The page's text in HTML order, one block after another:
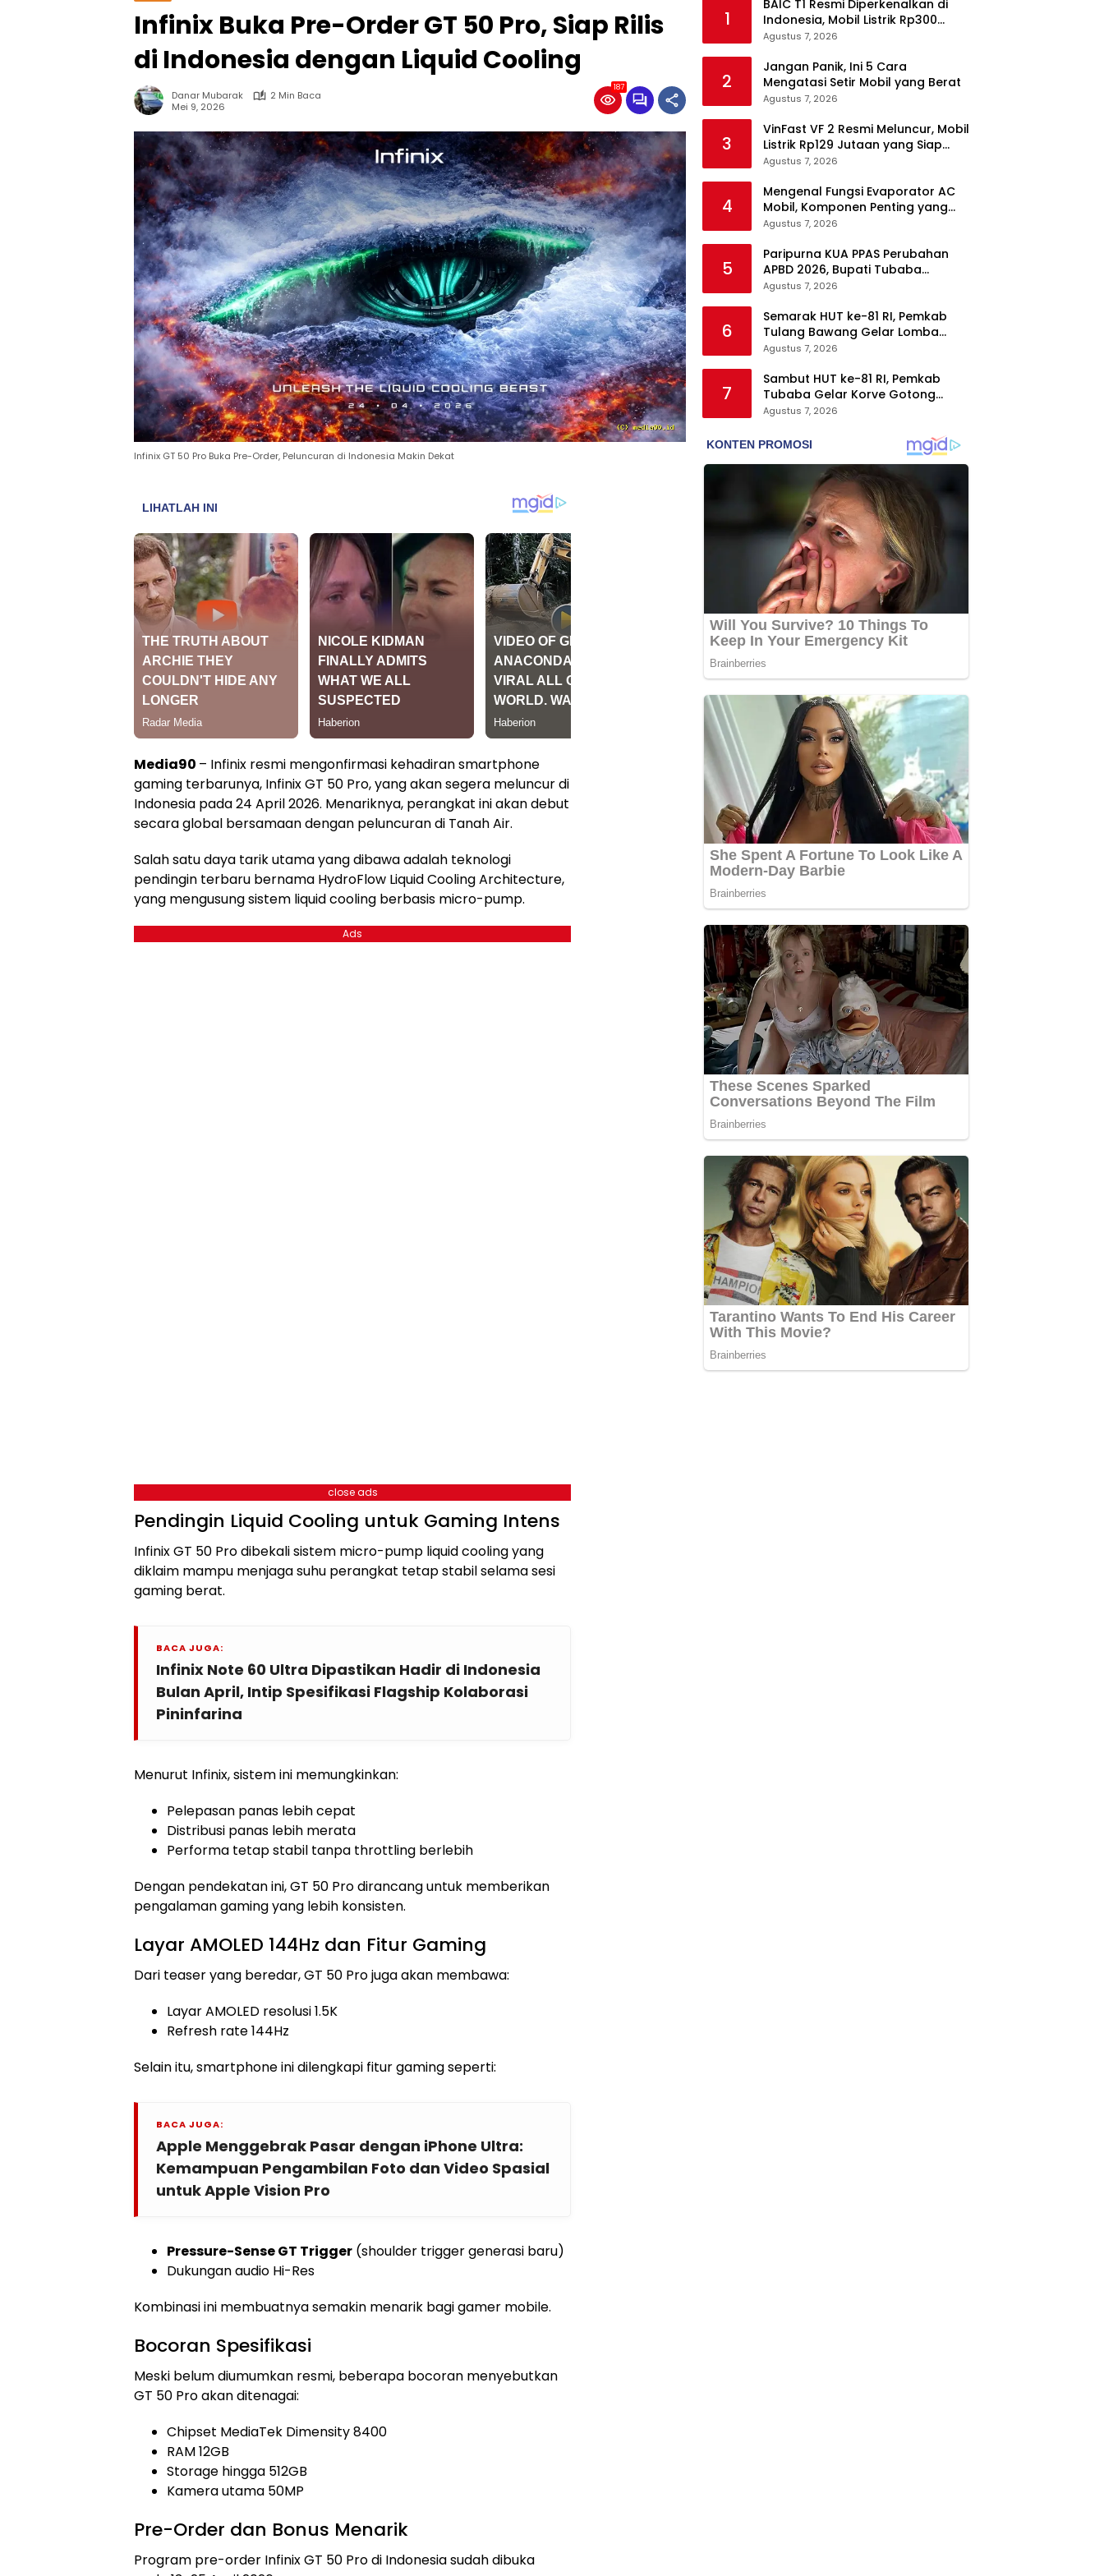
Infinix Buka Pre-Order GT 50 Pro, Siap Rilis
di Indonesia dengan Liquid Cooling
Danar Mubarak
2 Min Baca
Mei 9, 2026
187
Infinix GT 50 Pro Buka Pre-Order, Peluncuran di Indonesia Makin Dekat
Media90 – Infinix resmi mengonfirmasi kehadiran smartphone
gaming terbarunya, Infinix GT 50 Pro, yang akan segera meluncur di
Indonesia pada 24 April 2026. Menariknya, perangkat ini akan debut
secara global bersamaan dengan peluncuran di Tanah Air.
Salah satu daya tarik utama yang dibawa adalah teknologi
pendingin terbaru bernama HydroFlow Liquid Cooling Architecture,
yang mengusung sistem liquid cooling berbasis micro-pump.
Ads
close ads
Pendingin Liquid Cooling untuk Gaming Intens
Infinix GT 50 Pro dibekali sistem micro-pump liquid cooling yang
diklaim mampu menjaga suhu perangkat tetap stabil selama sesi
gaming berat.
BACA JUGA:
Infinix Note 60 Ultra Dipastikan Hadir di Indonesia
Bulan April, Intip Spesifikasi Flagship Kolaborasi
Pininfarina
Menurut Infinix, sistem ini memungkinkan:
Pelepasan panas lebih cepat
Distribusi panas lebih merata
Performa tetap stabil tanpa throttling berlebih
Dengan pendekatan ini, GT 50 Pro dirancang untuk memberikan
pengalaman gaming yang lebih konsisten.
Layar AMOLED 144Hz dan Fitur Gaming
Dari teaser yang beredar, GT 50 Pro juga akan membawa:
Layar AMOLED resolusi 1.5K
Refresh rate 144Hz
Selain itu, smartphone ini dilengkapi fitur gaming seperti:
BACA JUGA:
Apple Menggebrak Pasar dengan iPhone Ultra:
Kemampuan Pengambilan Foto dan Video Spasial
untuk Apple Vision Pro
Pressure-Sense GT Trigger (shoulder trigger generasi baru)
Dukungan audio Hi-Res
Kombinasi ini membuatnya semakin menarik bagi gamer mobile.
Bocoran Spesifikasi
Meski belum diumumkan resmi, beberapa bocoran menyebutkan
GT 50 Pro akan ditenagai:
Chipset MediaTek Dimensity 8400
RAM 12GB
Storage hingga 512GB
Kamera utama 50MP
Pre-Order dan Bonus Menarik
Program pre-order Infinix GT 50 Pro di Indonesia sudah dibuka
1
BAIC T1 Resmi Diperkenalkan di
Indonesia, Mobil Listrik Rp300
Jutaan Siap Ramaikan Pasar EV
Agustus 7, 2026
2
Jangan Panik, Ini 5 Cara
Mengatasi Setir Mobil yang Berat
Agustus 7, 2026
3
VinFast VF 2 Resmi Meluncur, Mobil
Listrik Rp129 Jutaan yang Siap
Jadi Alternatif Pengganti Motor
Agustus 7, 2026
4
Mengenal Fungsi Evaporator AC
Mobil, Komponen Penting yang
Sering Terlupakan
Agustus 7, 2026
5
Paripurna KUA PPAS Perubahan
APBD 2026, Bupati Tubaba
Targetkan Pendapatan Daerah
Agustus 7, 2026
6
Semarak HUT ke-81 RI, Pemkab
Tulang Bawang Gelar Lomba
Senam Udang Manis
Agustus 7, 2026
7
Sambut HUT ke-81 RI, Pemkab
Tubaba Gelar Korve Gotong
Royong dan Bersih-Bersih
Agustus 7, 2026